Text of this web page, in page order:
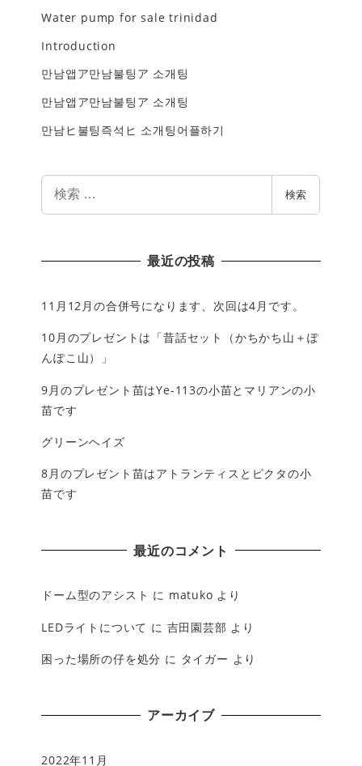
Water pump for sale trinidad
Introduction
만남앱ア만남불팅ア 소개팅
만남앱ア만남불팅ア 소개팅
만남ヒ불팅즉석ヒ 소개팅어플하기
検索
最近の投稿
11月12月の合併号になります、次回は4月です。
10月のプレゼントは「昔話セット（かちかち山＋ぽ
んぽこ山）」
9月のプレゼント苗はYe-113の小苗とマリアンの小
苗です
グリーンヘイズ
8月のプレゼント苗はアトランティスとピクタの小
苗です
最近のコメント
ドーム型のアシスト に matuko より
LEDライトについて に 吉田園芸部 より
困った場所の仔を処分 に タイガー より
アーカイブ
2022年11月